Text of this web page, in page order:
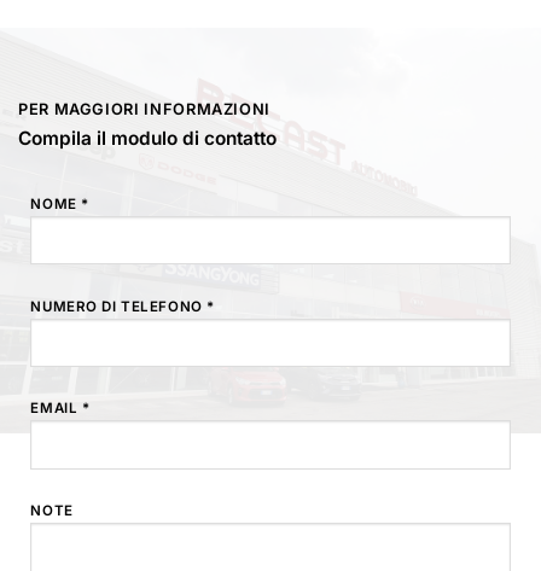
PER MAGGIORI INFORMAZIONI
Compila il modulo di contatto
NOME *
NUMERO DI TELEFONO *
EMAIL *
NOTE